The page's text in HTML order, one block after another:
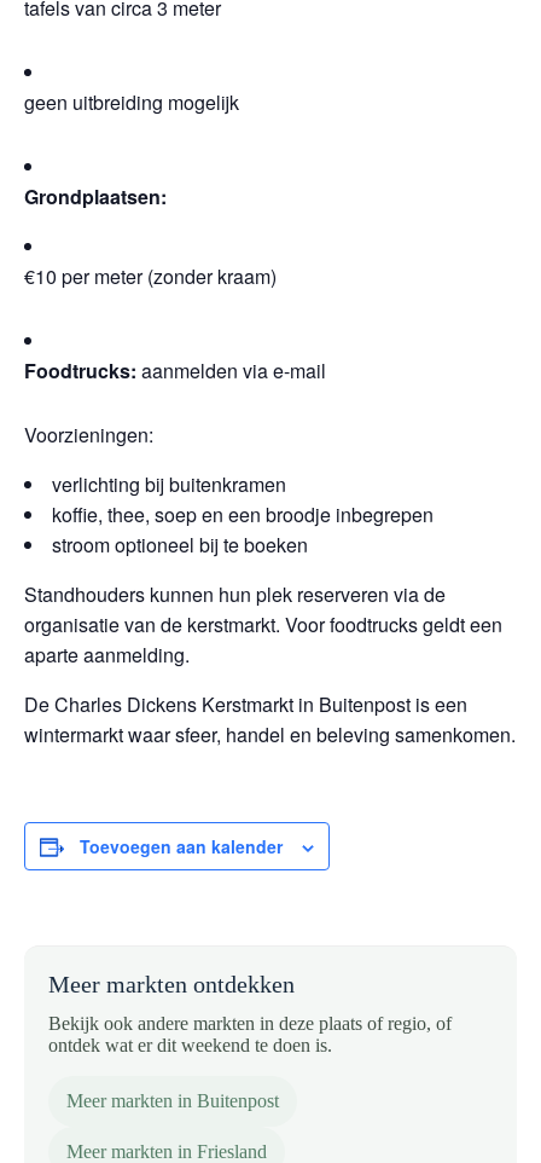
tafels van circa 3 meter
geen uitbreiding mogelijk
Grondplaatsen:
€10 per meter (zonder kraam)
Foodtrucks: aanmelden via e-mail
Voorzieningen:
verlichting bij buitenkramen
koffie, thee, soep en een broodje inbegrepen
stroom optioneel bij te boeken
Standhouders kunnen hun plek reserveren via de
organisatie van de kerstmarkt. Voor foodtrucks geldt een
aparte aanmelding.
De Charles Dickens Kerstmarkt in Buitenpost is een
wintermarkt waar sfeer, handel en beleving samenkomen.
Toevoegen aan kalender
Meer markten ontdekken
Bekijk ook andere markten in deze plaats of regio, of
ontdek wat er dit weekend te doen is.
Meer markten in Buitenpost
Meer markten in Friesland